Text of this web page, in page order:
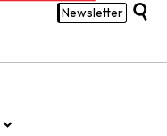
Newsletter